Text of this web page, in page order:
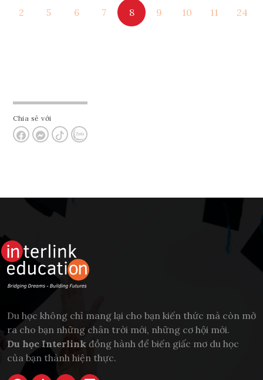
Tham vấn Interlink
2 5 6 7 8 9 10 11 24
Chia sẻ với
Du học không chỉ mang lại cho bạn kiến thức mà còn mở
ra cho bạn những chân trời mới, những cơ hội mới.
Du học Interlink đồng hành để biến giấc mơ du học
của bạn thành hiện thực.